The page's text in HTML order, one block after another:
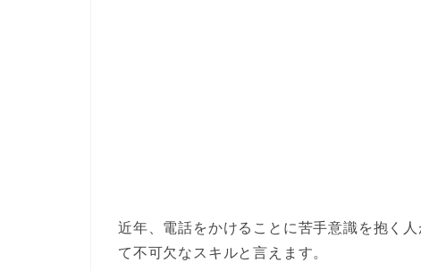
近年、電話をかけることに苦手意識を抱く
て不可欠なスキルと言えます。